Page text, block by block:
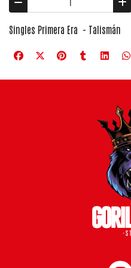
Singles Primera Era - Talismán